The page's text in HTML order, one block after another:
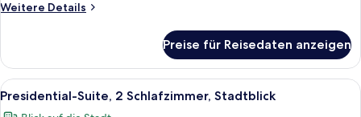
Weitere Details
Weitere
Suite,
2 Schlafzimmer,
Stadtblick
Preise für Reisedaten anzeigen
Alle
Fotos
Ein großzügiger Wohnbereich mit
16
Presidential-Suite, 2 Schlafzimmer, Stadtblick